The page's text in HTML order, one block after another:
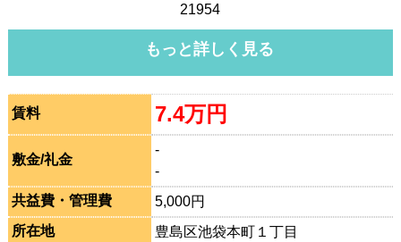
21954
もっと詳しく見る
賃料 7.4万円
敷金/礼金
-
-
共益費・管理費
5,000円
所在地
豊島区池袋本町１丁目